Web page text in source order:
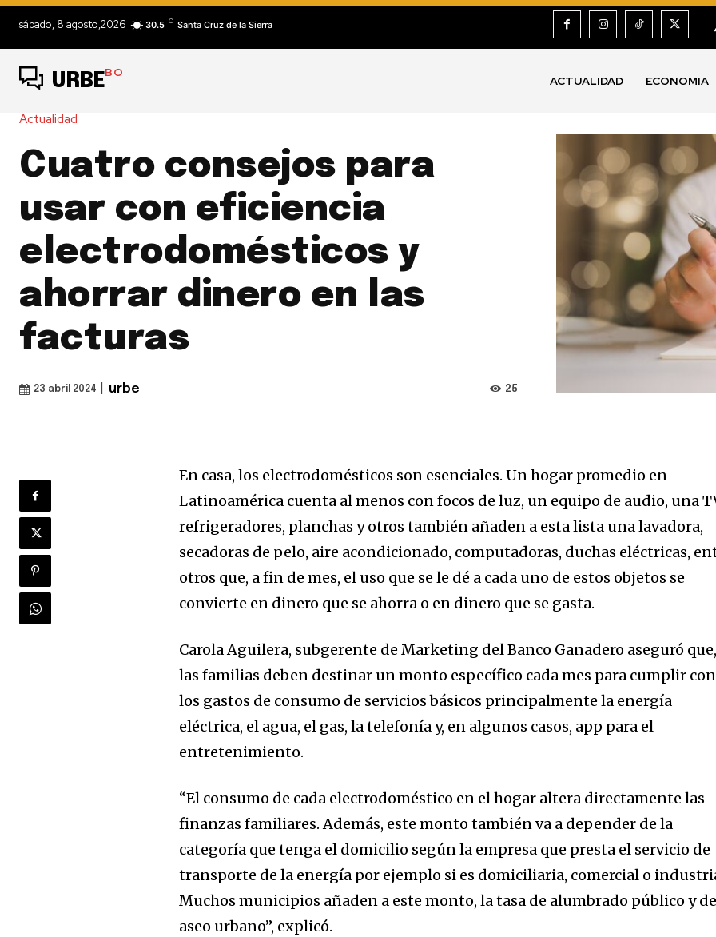
sábado, 8 agosto,2026 30.5 C Santa Cruz de la Sierra
URBEBO
ACTUALIDAD ECONOMIA
Actualidad
Cuatro consejos para
usar con eficiencia
electrodomésticos y
ahorrar dinero en las
facturas
23 abril 2024 urbe 25
En casa, los electrodomésticos son esenciales. Un hogar promedio en
Latinoamérica cuenta al menos con focos de luz, un equipo de audio, una
refrigeradores, planchas y otros también añaden a esta lista una lavadora,
secadoras de pelo, aire acondicionado, computadoras, duchas eléctricas,
otros que, a fin de mes, el uso que se le dé a cada uno de estos objetos se
convierte en dinero que se ahorra o en dinero que se gasta.
Carola Aguilera, subgerente de Marketing del Banco Ganadero aseguró que,
las familias deben destinar un monto específico cada mes para cumplir con
los gastos de consumo de servicios básicos principalmente la energía
eléctrica, el agua, el gas, la telefonía y, en algunos casos, app para el
entretenimiento.
“El consumo de cada electrodoméstico en el hogar altera directamente las
finanzas familiares. Además, este monto también va a depender de la
categoría que tenga el domicilio según la empresa que presta el servicio de
transporte de la energía por ejemplo si es domiciliaria, comercial o
Muchos municipios añaden a este monto, la tasa de alumbrado público y de
aseo urbano”, explicó.